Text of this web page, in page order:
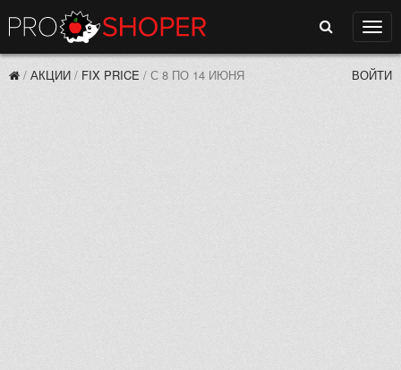
Поиск
/ АКЦИИ / FIX PRICE / С 8 ПО 14 ИЮНЯ ВОЙТИ